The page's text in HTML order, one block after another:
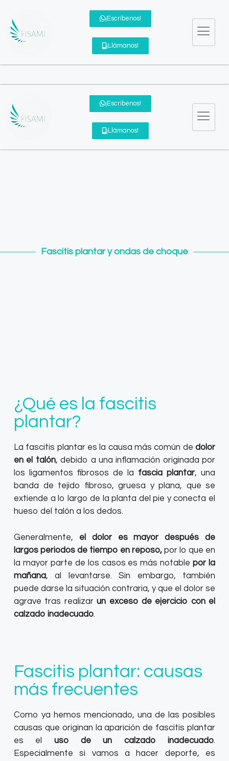
¡Escríbenos!
¡Llámanos!
¡Escríbenos!
¡Llámanos!
Fascitis plantar y ondas de choque
¿Qué es la fascitis
plantar?
La fascitis plantar es la causa más común de dolor
en el talón, debido a una inflamación originada por
los ligamentos fibrosos de la fascia plantar, una
banda de tejido fibroso, gruesa y plana, que se
extiende a lo largo de la planta del pie y conecta el
hueso del talón a los dedos.
Generalmente, el dolor es mayor después de
largos periodos de tiempo en reposo, por lo que en
la mayor parte de los casos es más notablepor la
mañana, al levantarse. Sin embargo, también
puede darse la situación contraria, y que el dolor se
agrave tras realizarun exceso de ejercicio con el
calzado inadecuado.
Fascitis plantar: causas
más frecuentes
Como ya hemos mencionado, una de las posibles
causas que originan la aparición de fascitis plantar
es el uso de un calzado inadecuado.
Especialmente si vamos a hacer deporte, es